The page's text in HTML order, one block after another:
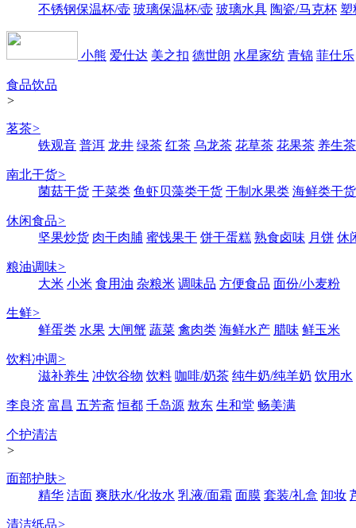
不锈钢保温杯/壶 玻璃保温杯/壶 玻璃水具 陶瓷/马克杯 塑
小熊 爱仕达 美之扣 德世朗 水星家纺 青锦 菲仕乐
食品饮品
>
茗茶>
铁观音 普洱 龙井 绿茶 红茶 乌龙茶 花草茶 花果茶 养生茶
南北干货>
菌菇干货 干菜类 鱼虾贝藻类干货 干制水果类 海鲜类干货
休闲食品>
坚果炒货 肉干肉脯 蜜饯果干 饼干蛋糕 熟食卤味 月饼 休
粮油调味>
大米 小米 食用油 杂粮米 调味品 方便食品 面份/小麦粉
生鲜>
鲜蛋类 水果 大闸蟹 蔬菜 禽肉类 海鲜水产 腊味 鲜玉米
饮料冲调>
滋补养生 冲饮谷物 饮料 咖啡/奶茶 纯牛奶/纯羊奶 饮用水
李良济 富昌 五芳斋 恒都 千岛源 敖东 生和堂 畅美满
个护清洁
>
面部护肤>
精华 洁面 爽肤水/化妆水 乳液/面霜 面膜 套装/礼盒 卸妆
清洁纸品>